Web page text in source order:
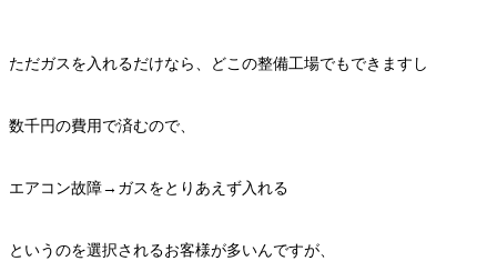
ただガスを入れるだけなら、どこの整備工場でもできますし
数千円の費用で済むので、
エアコン故障→ガスをとりあえず入れる
というのを選択されるお客様が多いんですが、